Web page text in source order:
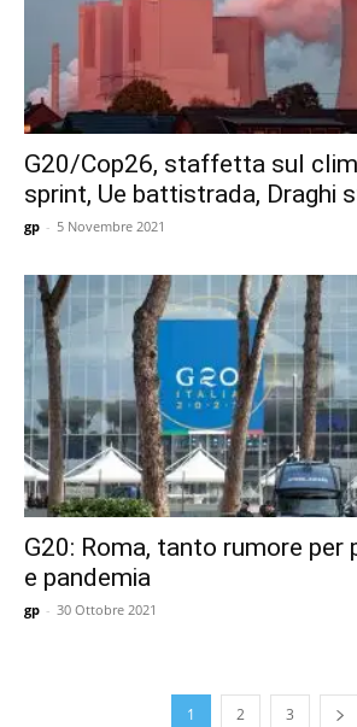
G20/Cop26, staffetta sul
sprint, Ue battistrada, Draghi
gp - 5 Novembre 2021
G20: Roma, tanto rumore per
e pandemia
gp - 30 Ottobre 2021
1 2 3